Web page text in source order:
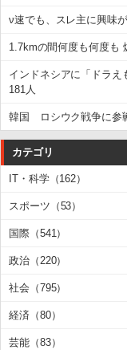
ν速でも、スレ主に興味
1.7kmの間何度も何度も
インドネシアに「ドラ
181人
韓国 ロシウク戦争に参
カテゴリ
IT・科学（162）
スポーツ（53）
国際（541）
政治（220）
社会（795）
経済（80）
芸能（83）